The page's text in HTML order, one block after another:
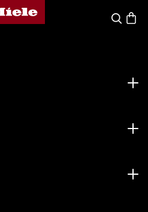
početna stranica
Pretraga